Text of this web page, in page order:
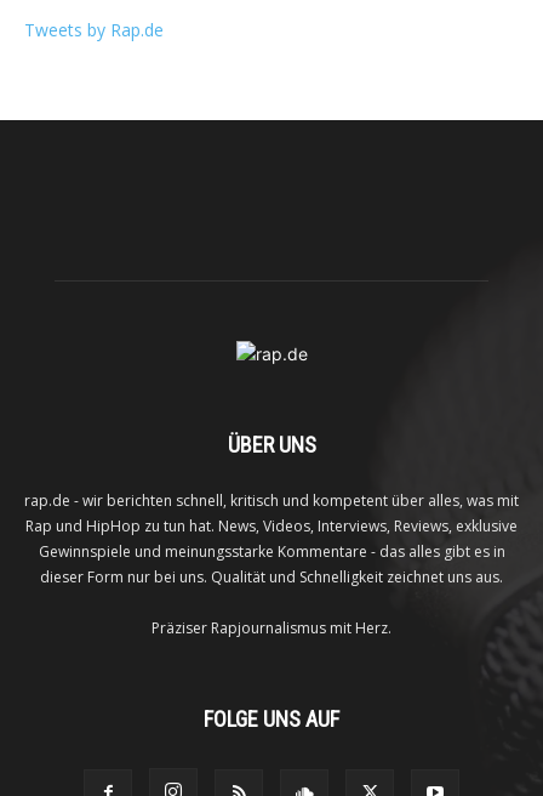
Tweets by Rap.de
ÜBER UNS
rap.de - wir berichten schnell, kritisch und kompetent über alles, was mit
Rap und HipHop zu tun hat. News, Videos, Interviews, Reviews, exklusive
Gewinnspiele und meinungsstarke Kommentare - das alles gibt es in
dieser Form nur bei uns. Qualität und Schnelligkeit zeichnet uns aus.
Präziser Rapjournalismus mit Herz.
FOLGE UNS AUF